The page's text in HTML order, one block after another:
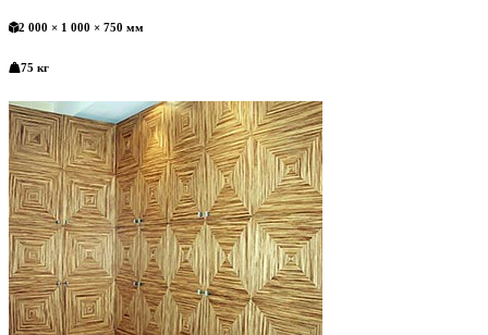
2 000 × 1 000 × 750 мм
75 кг